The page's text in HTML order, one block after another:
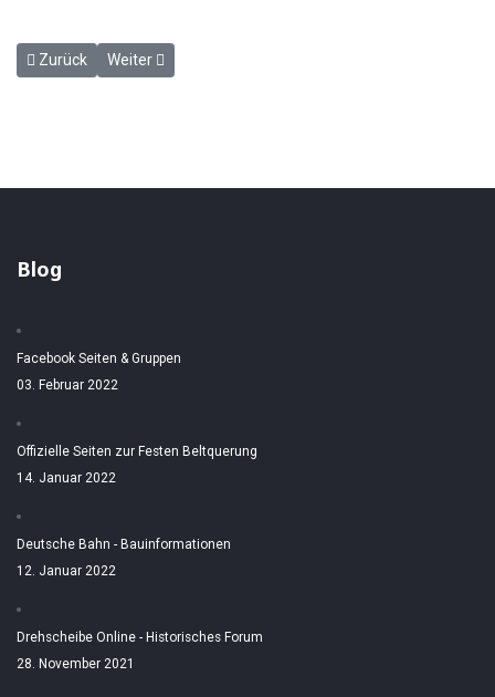
Vorheriger Beitrag: Wir gratulieren - HP 10.3.01953
Zurück Nächster Beitrag: Der Urlaubsexpreß fährt nach
Weiter
Blog
Facebook Seiten & Gruppen
03. Februar 2022
Offizielle Seiten zur Festen Beltquerung
14. Januar 2022
Deutsche Bahn - Bauinformationen
12. Januar 2022
Drehscheibe Online - Historisches Forum
28. November 2021